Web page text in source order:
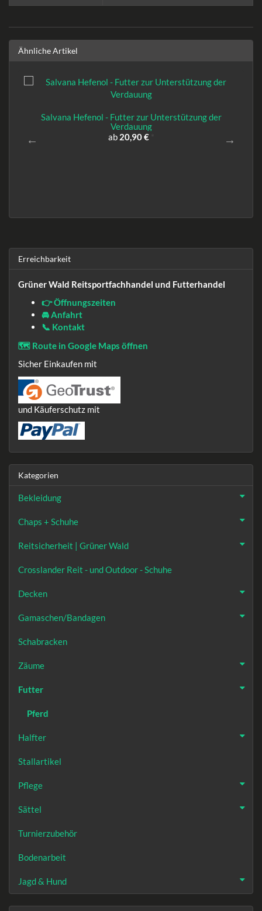
Ähnliche Artikel
Salvana Hefenol - Futter zur Unterstützung der
Verdauung
ab 20,90 €
Erreichbarkeit
Grüner Wald Reitsportfachhandel und Futterhandel
👉 Öffnungszeiten
🚘 Anfahrt
📞 Kontakt
🗺️ Route in Google Maps öffnen
Sicher Einkaufen mit
und Käuferschutz mit
Kategorien
Bekleidung
Chaps + Schuhe
Reitsicherheit | Grüner Wald
Crosslander Reit - und Outdoor - Schuhe
Decken
Gamaschen/Bandagen
Schabracken
Zäume
Futter
Pferd
Halfter
Stallartikel
Pflege
Sättel
Turnierzubehör
Bodenarbeit
Jagd & Hund